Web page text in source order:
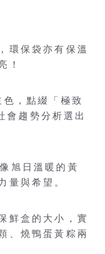
環保袋亦有保溫
！
，點綴「極致
會趨勢分析選出
旭日溫暖的黃
量與希望。
鮮盒的大小，實
、燒鴨蛋黃粽兩